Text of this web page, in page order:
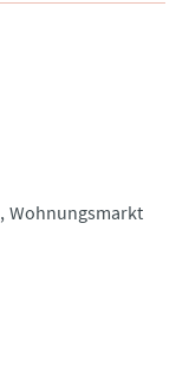
Wohnungsmarkt